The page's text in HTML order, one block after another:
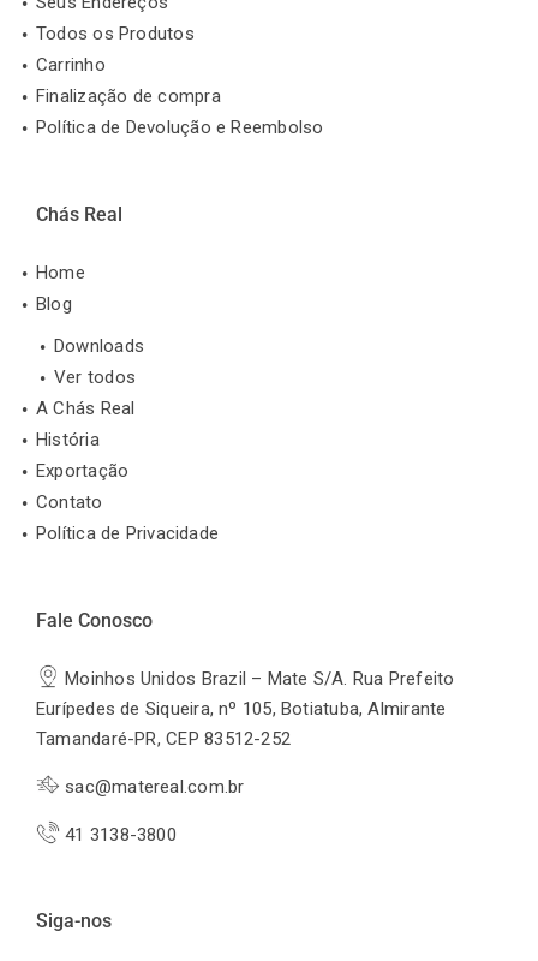
Todos os Produtos
Carrinho
Finalização de compra
Política de Devolução e Reembolso
Chás Real
Home
Blog
Downloads
Ver todos
A Chás Real
História
Exportação
Contato
Política de Privacidade
Fale Conosco
Moinhos Unidos Brazil – Mate S/A. Rua Prefeito
Eurípedes de Siqueira, nº 105, Botiatuba, Almirante
Tamandaré-PR, CEP 83512-252
sac@matereal.com.br
41 3138-3800
Siga-nos